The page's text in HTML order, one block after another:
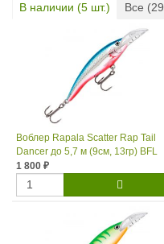
В наличии (5 шт.) Все (29
Воблер Rapala Scatter Rap Tail
Dancer до 5,7 м (9см, 13гр) BFL
1 800 ₽